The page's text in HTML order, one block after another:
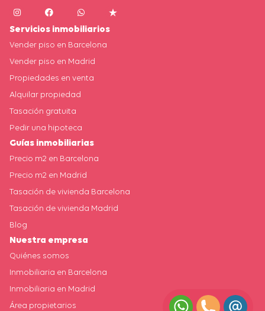
Servicios inmobiliarios
Vender piso en Barcelona
Vender piso en Madrid
Propiedades en venta
Alquilar propiedad
Tasación gratuita
Pedir una hipoteca
Guías inmobiliarias
Precio m2 en Barcelona
Precio m2 en Madrid
Tasación de vivienda Barcelona
Tasación de vivienda Madrid
Blog
Nuestra empresa
Quiénes somos
Inmobiliaria en Barcelona
Inmobiliaria en Madrid
Área propietarios